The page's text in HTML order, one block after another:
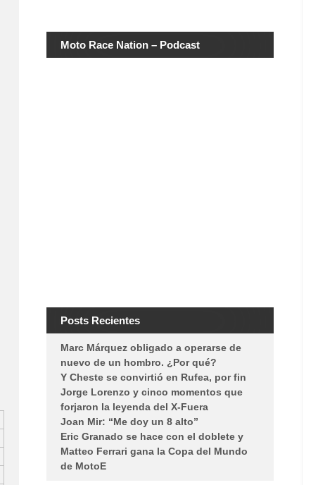
Moto Race Nation – Podcast
Posts Recientes
Marc Márquez obligado a operarse de
nuevo de un hombro. ¿Por qué?
Y Cheste se convirtió en Rufea, por fin
Jorge Lorenzo y cinco momentos que
forjaron la leyenda del X-Fuera
Joan Mir: “Me doy un 8 alto”
Eric Granado se hace con el doblete y
Matteo Ferrari gana la Copa del Mundo
de MotoE